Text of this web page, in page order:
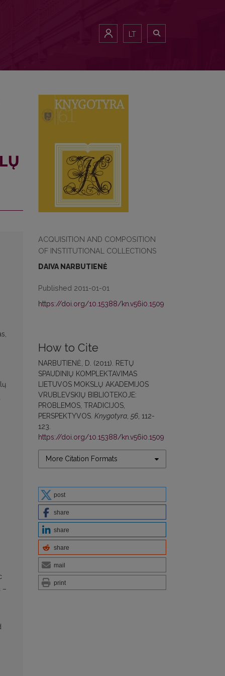
LT
ACQUISITION AND COMPOSITION
OF INSTITUTIONAL COLLECTIONS
DAIVA NARBUTIENĖ
Published 2011-01-01
https://doi.org/10.15388/kn.v56i0.1509
How to Cite
NARBUTIENĖ, D. (2011). RETŲ
SPAUDINIŲ KOMPLEKTAVIMAS
LIETUVOS MOKSLŲ AKADEMIJOS
VRUBLEVSKIŲ BIBLIOTEKOJE:
PROBLEMOS, TRADICIJOS,
PERSPEKTYVOS. Knygotyra 56 , 112-
123.
https://doi.org/10.15388/kn.v56i0.1509
More Citation Formats
post
share
share
share
mail
print
–